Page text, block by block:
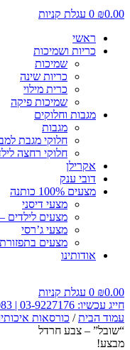
₪0.00
0 עגלת קניות
ראשי
כריות ושמיכות
שמיכות
כריות שינה
כרית מילוי
שמיכות פיקה
מגבות וחלוקים
מגבות
חלוקי מגבת
חלוקי רחצה
אקרילן
דובי ענק
מצעים 100% כותנה
מצעי דיסני
מצעים לילדים – 100% כותנה
מצעי ג’רסי
מצעים בתפזורת 100% כותנה
אודותינו
₪0.00
0 עגלת קניות
חייג עכשיו: 03-9227176 | 0558876083
עמוד הבית/ כורסאות
“שובל” – צבע חרדל
מבצע!